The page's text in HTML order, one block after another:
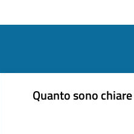
Quanto sono